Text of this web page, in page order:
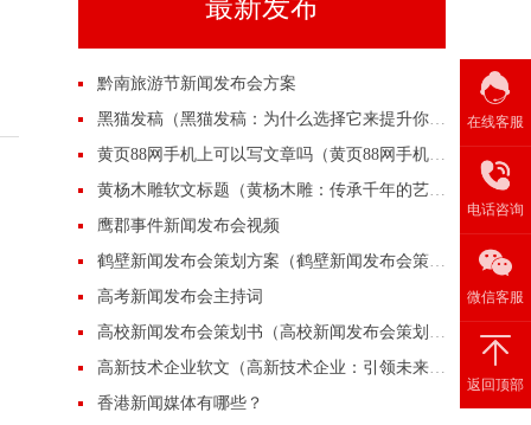
最新发布
黔南旅游节新闻发布会方案
黑猫发稿（黑猫发稿：为什么选择它来提升你的营销效果？）
黄页88网手机上可以写文章吗（黄页88网手机上可以写文章吗？）
黄杨木雕软文标题（黄杨木雕：传承千年的艺术之美）
鹰郡事件新闻发布会视频
鹤壁新闻发布会策划方案（鹤壁新闻发布会策划方案）
高考新闻发布会主持词
高校新闻发布会策划书（高校新闻发布会策划书）
高新技术企业软文（高新技术企业：引领未来的创新力量）
香港新闻媒体有哪些？
在线客服
电话咨询
微信客服
返回顶部